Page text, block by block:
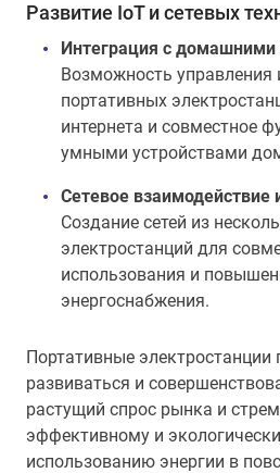
Развитие IoT и сетевых
Интеграция с
Возможность управления
портативных
интернета и совместное
умными устройствами
Сетевое взаимодействие
Создание сетей из
электростанций для
использования и
энергоснабжения.
Портативные
развиваться и
растущий спрос рынка и
эффективному и
использованию энергии в